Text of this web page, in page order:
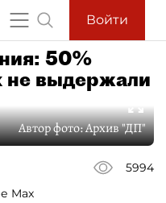
Войти
50%
не выдержали
Автор фото:Архив "ДП"
5994
Max